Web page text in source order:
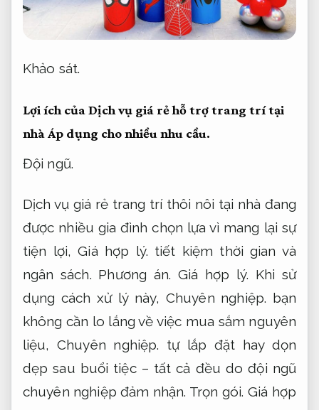
Khảo sát.
Lợi ích của Dịch vụ giá rẻ hỗ trợ trang trí tại
nhà Áp dụng cho nhiều nhu cầu.
Đội ngũ.
Dịch vụ giá rẻ trang trí thôi nôi tại nhà đang
được nhiều gia đình chọn lựa vì mang lại sự
tiện lợi,Giá hợp lý. tiết kiệm thời gian và
ngân sách. Phương án. Giá hợp lý. Khi sử
dụng cách xử lý này,Chuyên nghiệp. bạn
không cần lo lắng về việc mua sắm nguyên
liệu,Chuyên nghiệp. tự lắp đặt hay dọn
dẹp sau buổi tiệc – tất cả đều do đội ngũ
chuyên nghiệp đảm nhận. Trọn gói. Giá hợp